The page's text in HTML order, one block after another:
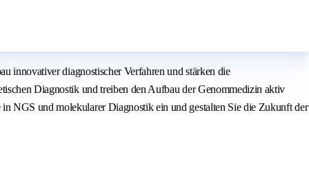
innovativer diagnostischer Verfahren und stärken die
Diagnostik und treiben den Aufbau der Genommedizin aktiv
NGS und molekularer Diagnostik ein und gestalten Sie die Zukunft der